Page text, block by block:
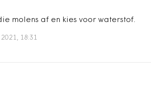
molens af en kies voor waterstof.
18:31